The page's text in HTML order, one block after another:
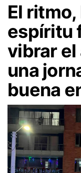
El
espíritu
vibrar el
una
buena